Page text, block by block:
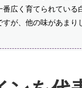
広く育てられてい
が、他の味があま